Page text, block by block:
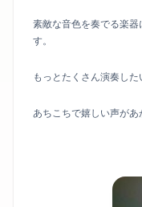
素敵な音色を奏でる楽
す。
もっとたくさん演奏した
あちこちで嬉しい声があ